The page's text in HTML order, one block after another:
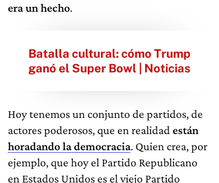
era un hecho.
Batalla cultural: cómo Trump
ganó el Super Bowl | Noticias
Hoy tenemos un conjunto de partidos, de
actores poderosos, que en realidad están
horadando la democracia. Quien crea, por
ejemplo, que hoy el Partido Republicano
en Estados Unidos es el viejo Partido